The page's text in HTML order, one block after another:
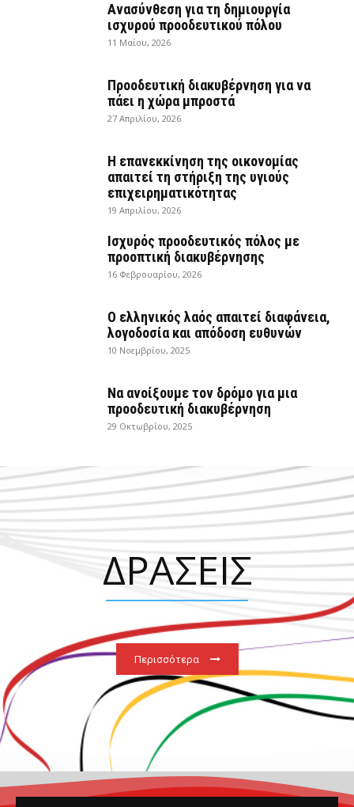
Ανασύνθεση για τη δημιουργία
ισχυρού προοδευτικού πόλου
11 Μαΐου, 2026
Προοδευτική διακυβέρνηση για να
πάει η χώρα μπροστά
27 Απριλίου, 2026
Η επανεκκίνηση της οικονομίας
απαιτεί τη στήριξη της υγιούς
επιχειρηματικότητας
19 Απριλίου, 2026
Ισχυρός προοδευτικός πόλος με
προοπτική διακυβέρνησης
16 Φεβρουαρίου, 2026
Ο ελληνικός λαός απαιτεί διαφάνεια,
λογοδοσία και απόδοση ευθυνών
10 Νοεμβρίου, 2025
Να ανοίξουμε τον δρόμο για μια
προοδευτική διακυβέρνηση
29 Οκτωβρίου, 2025
ΔΡΑΣΕΙΣ
Περισσότερα